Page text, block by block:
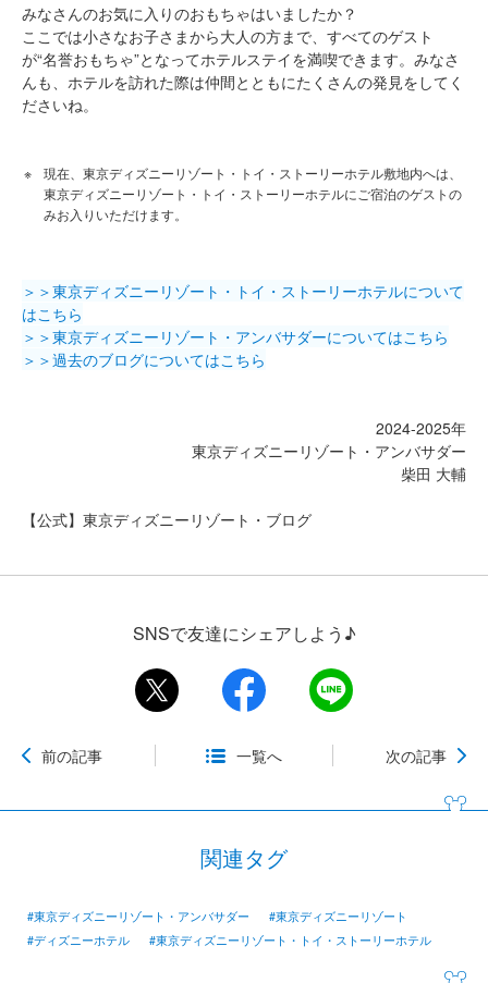
みなさんのお気に入りのおもちゃはいましたか？
ここでは小さなお子さまから大人の方まで、すべてのゲスト
が“名誉おもちゃ”となってホテルステイを満喫できます。みなさ
んも、ホテルを訪れた際は仲間とともにたくさんの発見をしてく
ださいね。
現在、東京ディズニーリゾート・トイ・ストーリーホテル敷地内へは、
東京ディズニーリゾート・トイ・ストーリーホテルにご宿泊のゲストの
みお入りいただけます。
＞＞東京ディズニーリゾート・トイ・ストーリーホテルについて
はこちら
＞＞東京ディズニーリゾート・アンバサダーについてはこちら
＞＞過去のブログについてはこちら
2024-2025年
東京ディズニーリゾート・アンバサダー
柴田 大輔
【公式】東京ディズニーリゾート・ブログ
SNSで友達にシェアしよう♪
前の記事 一覧へ 次の記事
関連タグ
#東京ディズニーリゾート・アンバサダー
#東京ディズニーリゾート
#ディズニーホテル
#東京ディズニーリゾート・トイ・ストーリーホテル